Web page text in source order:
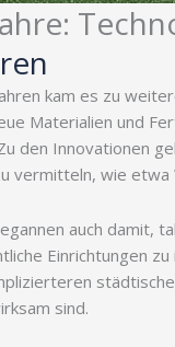
kam es zu
Materialien und
den Innovationen
vermitteln, wie etwa
auch damit,
Einrichtungen
sind.